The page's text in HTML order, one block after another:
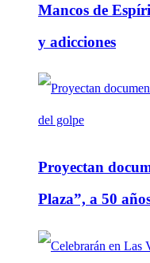
Mancos de
y adicciones
Proyectan
Plaza”, a 50